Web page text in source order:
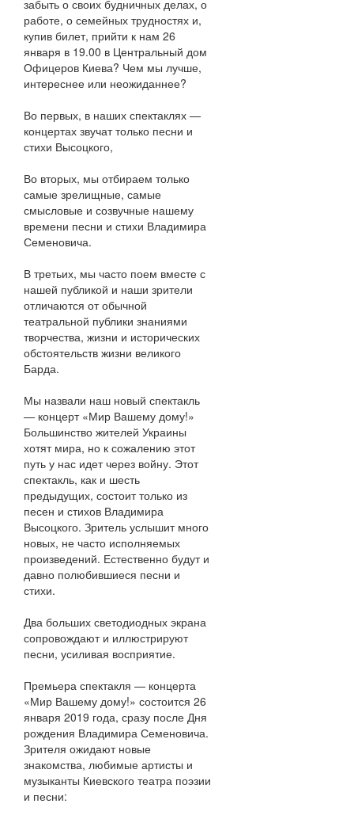
забыть о своих будничных делах, о
работе, о семейных трудностях и,
купив билет, прийти к нам 26
января в 19.00 в Центральный дом
Офицеров Киева? Чем мы лучше,
интереснее или неожиданнее?
Во первых, в наших спектаклях —
концертах звучат только песни и
стихи Высоцкого,
Во вторых, мы отбираем только
самые зрелищные, самые
смысловые и созвучные нашему
времени песни и стихи Владимира
Семеновича.
В третьих, мы часто поем вместе с
нашей публикой и наши зрители
отличаются от обычной
театральной публики знаниями
творчества, жизни и исторических
обстоятельств жизни великого
Барда.
Мы назвали наш новый спектакль
— концерт «Мир Вашему дому!»
Большинство жителей Украины
хотят мира, но к сожалению этот
путь у нас идет через войну. Этот
спектакль, как и шесть
предыдущих, состоит только из
песен и стихов Владимира
Высоцкого. Зритель услышит много
новых, не часто исполняемых
произведений. Естественно будут и
давно полюбившиеся песни и
стихи.
Два больших светодиодных экрана
сопровождают и иллюстрируют
песни, усиливая восприятие.
Премьера спектакля — концерта
«Мир Вашему дому!» состоится 26
января 2019 года, сразу после Дня
рождения Владимира Семеновича.
Зрителя ожидают новые
знакомства, любимые артисты и
музыканты Киевского театра поэзии
и песни: